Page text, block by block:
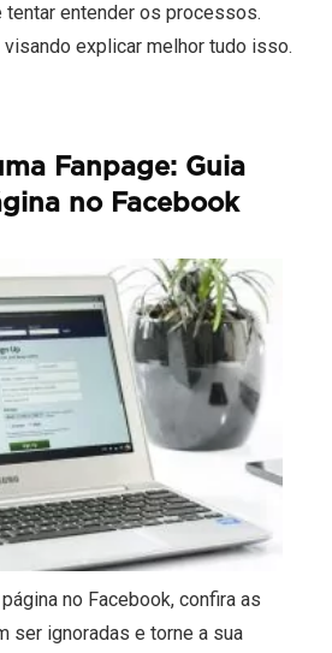
tentar entender os processos.
explicar melhor tudo isso.
Fanpage: Guia
no Facebook
no Facebook, confira as
ser ignoradas e torne a sua